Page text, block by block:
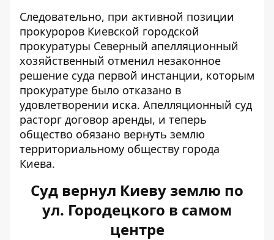
Следовательно, при активной позиции
прокуроров Киевской городской
прокуратуры Северный апелляционный
хозяйственный отменил незаконное
решение суда первой инстанции, которым
прокуратуре было отказано в
удовлетворении иска. Апелляционный суд
расторг договор аренды, и теперь
общество обязано вернуть землю
территориальному обществу города
Киева.
Суд вернул Киеву землю по
ул. Городецкого в самом
центре